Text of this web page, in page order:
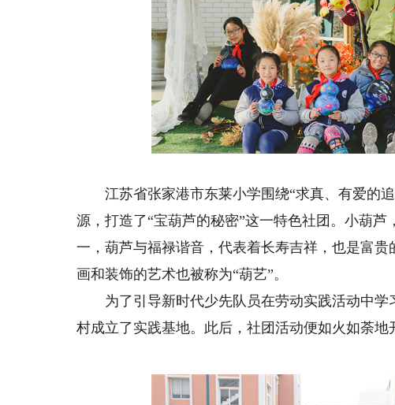
江苏省张家港市东莱小学围绕“求真、有爱的追
源，打造了“宝葫芦的秘密”这一特色社团。小葫
一，葫芦与福禄谐音，代表着长寿吉祥，也是富
画和装饰的艺术也被称为“葫艺”。
为了引导新时代少先队员在劳动实践活动中学
村成立了实践基地。此后，社团活动便如火如荼地